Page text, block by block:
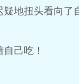
扭头看向了
己吃！